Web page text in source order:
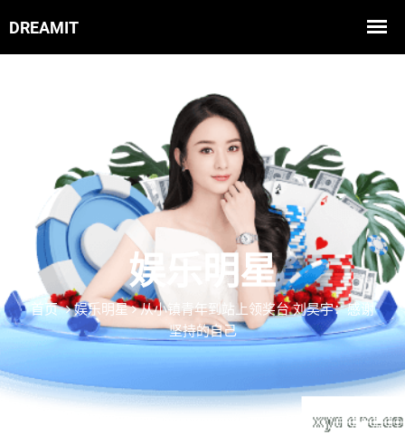
娱乐明星
首页 娱乐明星
从小镇青年到站上领奖台 刘昊宇：感谢
坚持的自己